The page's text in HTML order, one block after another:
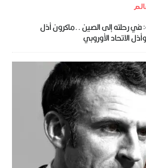
في رحلته إلى الصين ..ماكرون أذل
الاتحاد الأوروبي